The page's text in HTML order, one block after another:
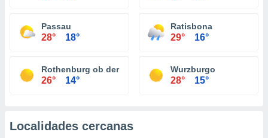
Passau
28° 18°
Ratisbona
29° 16°
Rothenburg ob der Tauber
26° 14°
Wurzburgo
28° 15°
Localidades cercanas